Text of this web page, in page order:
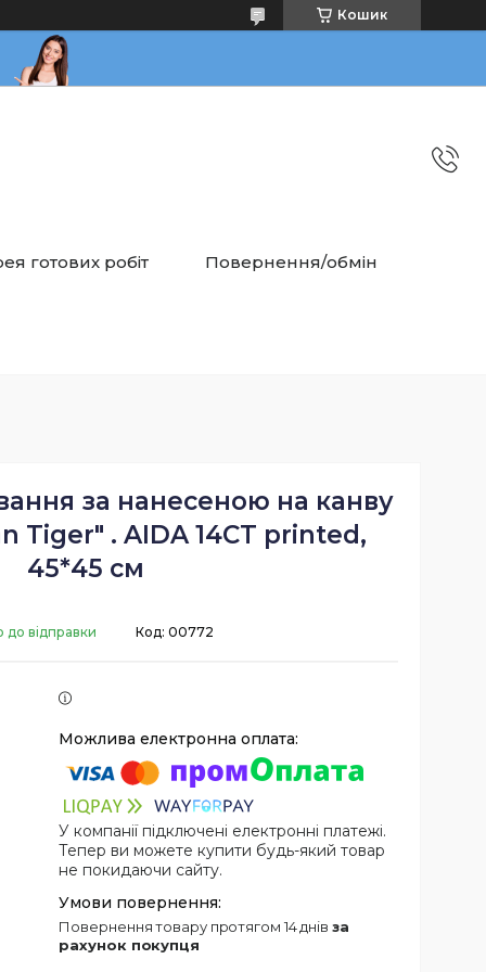
Кошик
готових робіт Повернення/обмін
за нанесеною на канву
Tiger" . AIDA 14CT printed,
45*45 см
до відправки Код: 00772
У компанії підключені електронні платежі.
Тепер ви можете купити будь-який товар
не покидаючи сайту.
повернення товару протягом 14 днів за
рахунок покупця